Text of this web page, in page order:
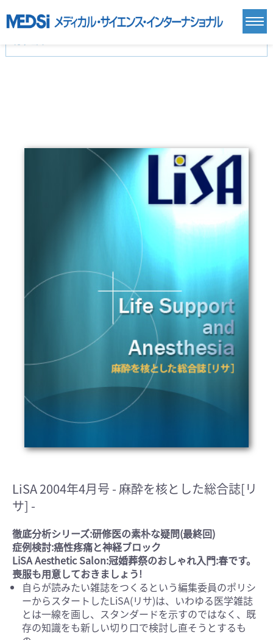
基礎医学(93)
基礎医学関連科学(80)
自然科学(25)
医療技術(16)
歯科学(3)
薬学(7)
保健・体育(1)
医学一般(91) マルチメディア(0)
LiSA 2004年4月号 - 麻酔を核とした総合誌[リ
サ] -
徹底分析シリーズ:研修医の素朴な疑問(最終回)
症例検討:癌性疼痛と神経ブロック
LiSA Aesthetic Salon:冠婚葬祭のおしゃれ入門:春です。
喪服も用意しておきましょう!
自らが読みたい雑誌をつくるという編集委員のポリシ
ーからスタートしたLiSA(リサ)は、いわゆる医学雑誌
とは一線を画し、スタンダードを示すのではなく、既
存の知識をも新しい切り口で検討し直そうとするも